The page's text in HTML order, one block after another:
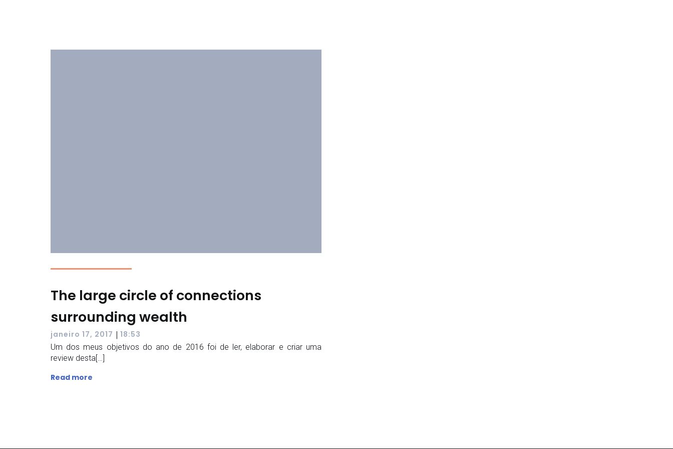
The large circle of connections
surrounding wealth
janeiro 17, 2017 | 18:53
Um dos meus objetivos do ano de 2016 foi de ler, elaborar e criar uma
review desta[…]
Read more